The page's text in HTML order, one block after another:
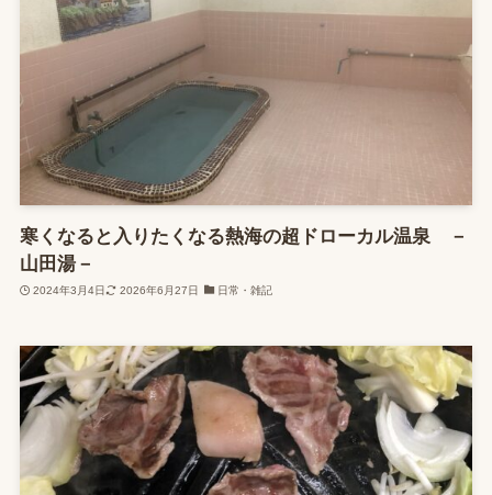
寒くなると入りたくなる熱海の超ドローカル温泉 －
山田湯－
2024年3月4日 2026年6月27日 日常・雑記